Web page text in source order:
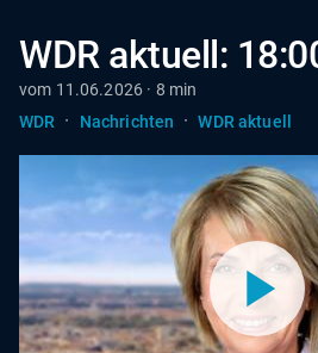
WDR aktuell:
vom 11.06.2026 · 8 min
WDR
· Nachrichten · WDR aktuell